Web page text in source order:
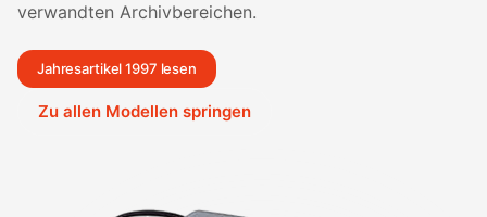
verwandten Archivbereichen.
Jahresartikel 1997 lesen
Zu allen Modellen springen